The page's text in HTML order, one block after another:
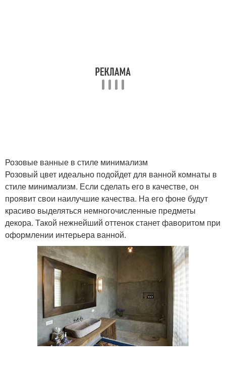
Розовые ванные в стиле минимализм
Розовый цвет идеально подойдет для ванной комнаты в
стиле минимализм. Если сделать его в качестве, он
проявит свои наилучшие качества. На его фоне будут
красиво выделяться немногочисленные предметы
декора. Такой нежнейший оттенок станет фаворитом при
оформлении интерьера ванной.